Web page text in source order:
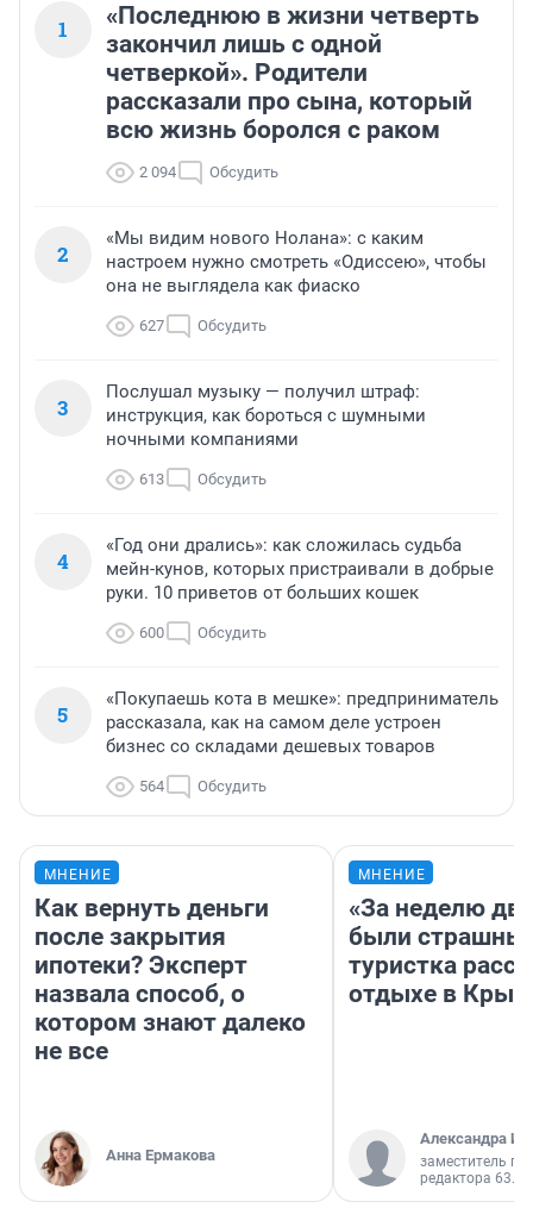
1
«Последнюю в жизни четверть
закончил лишь с одной
четверкой». Родители
рассказали про сына, который
всю жизнь боролся с раком
2 094 Обсудить
2
«Мы видим нового Нолана»: с каким
настроем нужно смотреть «Одиссею», чтобы
она не выглядела как фиаско
627 Обсудить
3
Послушал музыку — получил штраф:
инструкция, как бороться с шумными
ночными компаниями
613 Обсудить
4
«Год они дрались»: как сложилась судьба
мейн-кунов, которых пристраивали в добрые
руки. 10 приветов от больших кошек
600 Обсудить
5
«Покупаешь кота в мешке»: предприниматель
рассказала, как на самом деле устроен
бизнес со складами дешевых товаров
564 Обсудить
МНЕНИЕ
Как вернуть деньги
после закрытия
ипотеки? Эксперт
назвала способ, о
котором знают далеко
не все
Анна Ермакова
МНЕНИЕ
«За неделю
были
туристка
отдыхе в
Александра
заместитель
редактора 63.RU